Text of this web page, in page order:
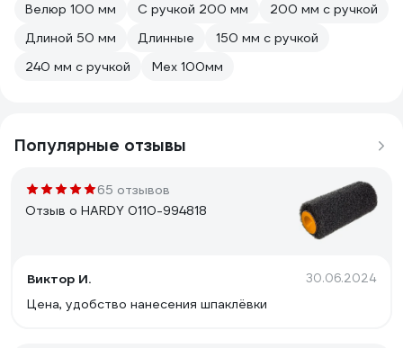
Велюр 100 мм
С ручкой 200 мм
200 мм с ручкой
Длиной 50 мм
Длинные
150 мм с ручкой
240 мм с ручкой
Мех 100мм
Популярные отзывы
65 отзывов
Отзыв о HARDY 0110-994818
Виктор И. 30.06.2024
Цена, удобство нанесения шпаклёвки